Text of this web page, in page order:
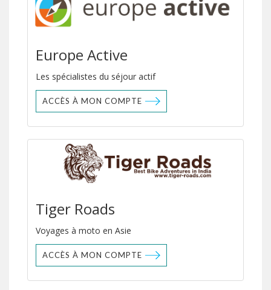
Europe Active
Les spécialistes du séjour actif
ACCÈS À MON COMPTE
Tiger Roads
Voyages à moto en Asie
ACCÈS À MON COMPTE